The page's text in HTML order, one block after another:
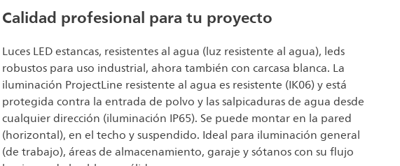
Calidad profesional para tu proyecto
Luces LED estancas, resistentes al agua (luz resistente al agua), leds
robustos para uso industrial, ahora también con carcasa blanca. La
iluminación ProjectLine resistente al agua es resistente (IK06) y está
protegida contra la entrada de polvo y las salpicaduras de agua desde
cualquier dirección (iluminación IP65). Se puede montar en la pared
(horizontal), en el techo y suspendido. Ideal para iluminación general
(de trabajo), áreas de almacenamiento, garaje y sótanos con su flujo